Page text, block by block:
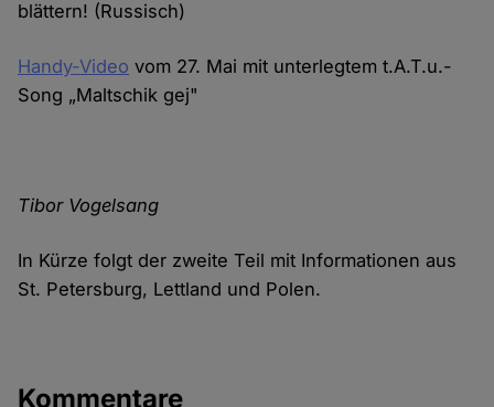
blättern! (Russisch)
Handy-Video vom 27. Mai mit unterlegtem t.A.T.u.-
Song „Maltschik gej"
Tibor Vogelsang
In Kürze folgt der zweite Teil mit Informationen aus
St. Petersburg, Lettland und Polen.
Kommentare